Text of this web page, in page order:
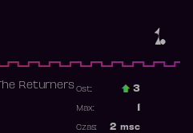
1.
The Returners Ost.: 3
Max:
2 msc
Czas: